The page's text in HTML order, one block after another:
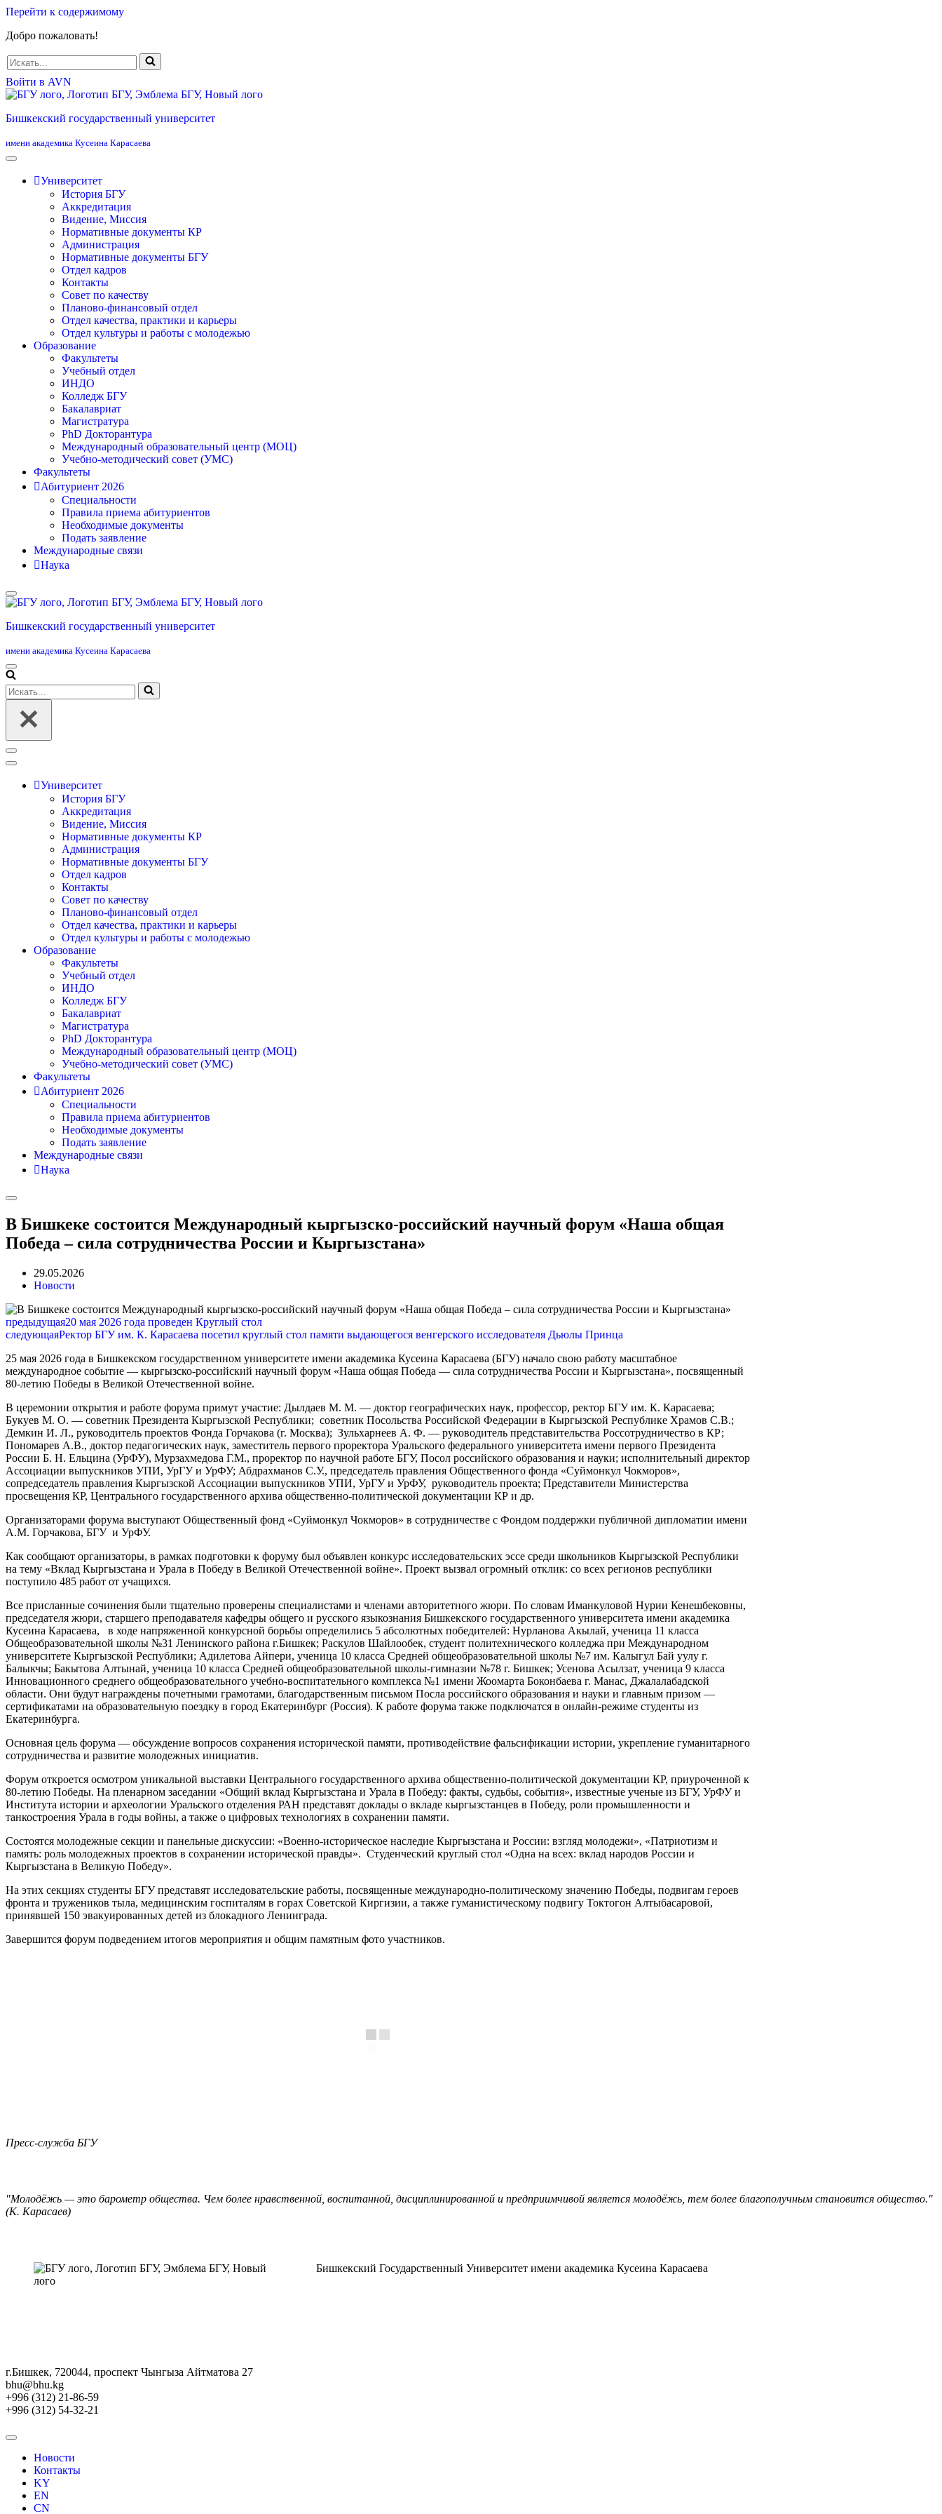
Перейти к содержимому
Добро пожаловать!
Искать...
Войти в AVN
Бишкекский государственный университет
имени академика Кусеина Карасаева
Университет
История БГУ
Аккредитация
Видение, Миссия
Нормативные документы КР
Администрация
Нормативные документы БГУ
Отдел кадров
Контакты
Совет по качеству
Планово-финансовый отдел
Отдел качества, практики и карьеры
Отдел культуры и работы с молодежью
Образование
Факультеты
Учебный отдел
ИНДО
Колледж БГУ
Бакалавриат
Магистратура
PhD Докторантура
Международный образовательный центр (МОЦ)
Учебно-методический совет (УМС)
Факультеты
Абитуриент 2026
Специальности
Правила приема абитуриентов
Необходимые документы
Подать заявление
Международные связи
Наука
Бишкекский государственный университет
имени академика Кусеина Карасаева
Меню
навигации
Искать...
Меню
навигации
Университет
История БГУ
Аккредитация
Видение, Миссия
Нормативные документы КР
Администрация
Нормативные документы БГУ
Отдел кадров
Контакты
Совет по качеству
Планово-финансовый отдел
Отдел качества, практики и карьеры
Отдел культуры и работы с молодежью
Образование
Факультеты
Учебный отдел
ИНДО
Колледж БГУ
Бакалавриат
Магистратура
PhD Докторантура
Международный образовательный центр (МОЦ)
Учебно-методический совет (УМС)
Факультеты
Абитуриент 2026
Специальности
Правила приема абитуриентов
Необходимые документы
Подать заявление
Международные связи
Наука
В Бишкеке состоится Международный кыргызско-российский научный форум «Наша общая
Победа – сила сотрудничества России и Кыргызстана»
29.05.2026
Новости
предыдущая20 мая 2026 года проведен Круглый стол
следующаяРектор БГУ им. К. Карасаева посетил круглый стол памяти выдающегося венгерского исследователя Дьюлы Принца
25 мая 2026 года в Бишкекском государственном университете имени академика Кусеина Карасаева (БГУ) начало свою работу масштабное
международное событие — кыргызско-российский научный форум «Наша общая Победа — сила сотрудничества России и Кыргызстана», посвященный
80-летию Победы в Великой Отечественной войне.
В церемонии открытия и работе форума примут участие: Дылдаев М. М. — доктор географических наук, профессор, ректор БГУ им. К. Карасаева;
Букуев М. О. — советник Президента Кыргызской Республики; советник Посольства Российской Федерации в Кыргызской Республике Храмов С.В.;
Демкин И. Л., руководитель проектов Фонда Горчакова (г. Москва); Зульхарнеев А. Ф. — руководитель представительства Россотрудничество в КР;
Пономарев А.В., доктор педагогических наук, заместитель первого проректора Уральского федерального университета имени первого Президента
России Б. Н. Ельцина (УрФУ), Мурзахмедова Г.М., проректор по научной работе БГУ, Посол российского образования и науки; исполнительный директор
Ассоциации выпускников УПИ, УрГУ и УрФУ; Абдрахманов С.У., председатель правления Общественного фонда «Суймонкул Чокморов»,
сопредседатель правления Кыргызской Ассоциации выпускников УПИ, УрГУ и УрФУ, руководитель проекта; Представители Министерства
просвещения КР, Центрального государственного архива общественно-политической документации КР и др.
Организаторами форума выступают Общественный фонд «Суймонкул Чокморов» в сотрудничестве с Фондом поддержки публичной дипломатии имени
А.М. Горчакова, БГУ и УрФУ.
Как сообщают организаторы, в рамках подготовки к форуму был объявлен конкурс исследовательских эссе среди школьников Кыргызской Республики
на тему «Вклад Кыргызстана и Урала в Победу в Великой Отечественной войне». Проект вызвал огромный отклик: со всех регионов республики
поступило 485 работ от учащихся.
Все присланные сочинения были тщательно проверены специалистами и членами авторитетного жюри. По словам Иманкуловой Нурии Кенешбековны,
председателя жюри, старшего преподавателя кафедры общего и русского языкознания Бишкекского государственного университета имени академика
Кусеина Карасаева, в ходе напряженной конкурсной борьбы определились 5 абсолютных победителей: Нурланова Акылай, ученица 11 класса
Общеобразовательной школы №31 Ленинского района г.Бишкек; Раскулов Шайлообек, студент политехнического колледжа при Международном
университете Кыргызской Республики; Адилетова Айпери, ученица 10 класса Средней общеобразовательной школы №7 им. Калыгул Бай уулу г.
Балыкчы; Бакытова Алтынай, ученица 10 класса Средней общеобразовательной школы-гимназии №78 г. Бишкек; Усенова Асылзат, ученица 9 класса
Инновационного среднего общеобразовательного учебно-воспитательного комплекса №1 имени Жоомарта Боконбаева г. Манас, Джалалабадской
области. Они будут награждены почетными грамотами, благодарственным письмом Посла российского образования и науки и главным призом —
сертификатами на образовательную поездку в город Екатеринбург (Россия). К работе форума также подключатся в онлайн-режиме студенты из
Екатеринбурга.
Основная цель форума — обсуждение вопросов сохранения исторической памяти, противодействие фальсификации истории, укрепление гуманитарного
сотрудничества и развитие молодежных инициатив.
Форум откроется осмотром уникальной выставки Центрального государственного архива общественно-политической документации КР, приуроченной к
80-летию Победы. На пленарном заседании «Общий вклад Кыргызстана и Урала в Победу: факты, судьбы, события», известные ученые из БГУ, УрФУ и
Института истории и археологии Уральского отделения РАН представят доклады о вкладе кыргызстанцев в Победу, роли промышленности и
танкостроения Урала в годы войны, а также о цифровых технологиях в сохранении памяти.
Состоятся молодежные секции и панельные дискуссии: «Военно-историческое наследие Кыргызстана и России: взгляд молодежи», «Патриотизм и
память: роль молодежных проектов в сохранении исторической правды». Студенческий круглый стол «Одна на всех: вклад народов России и
Кыргызстана в Великую Победу».
На этих секциях студенты БГУ представят исследовательские работы, посвященные международно-политическому значению Победы, подвигам героев
фронта и тружеников тыла, медицинским госпиталям в горах Советской Киргизии, а также гуманистическому подвигу Токтогон Алтыбасаровой,
принявшей 150 эвакуированных детей из блокадного Ленинграда.
Завершится форум подведением итогов мероприятия и общим памятным фото участников.
Пресс-служба БГУ
"Молодёжь — это барометр общества. Чем более нравственной, воспитанной, дисциплинированной и предприимчивой является молодёжь, тем более благополучным становится общество."
(К. Карасаев)
Бишкекский Государственный Университет имени академика Кусеина Карасаева
г.Бишкек, 720044, проспект Чынгыза Айтматова 27
bhu@bhu.kg
+996 (312) 21-86-59
+996 (312) 54-32-21
Новости
Контакты
KY
EN
CN